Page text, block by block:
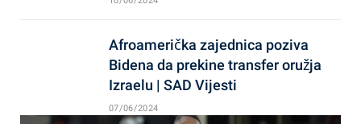
Afroamerička zajednica poziva
Bidena da prekine transfer oružja
Izraelu | SAD Vijesti
07/06/2024